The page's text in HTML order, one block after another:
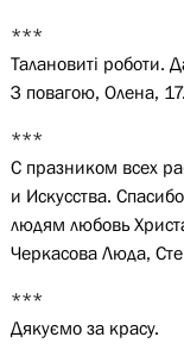
***
Талановиті роботи.
З повагою, Олена,
***
С празником всех
и Искусства.
людям любовь
Черкасова Люда,
***
Дякуємо за красу.